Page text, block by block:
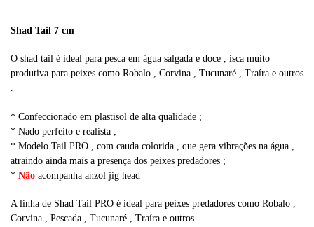
Shad Tail 7 cm
O shad tail é ideal para pesca em água salgada e doce , isca muito
produtiva para peixes como Robalo , Corvina , Tucunaré , Traíra e outros
.
* Confeccionado em plastisol de alta qualidade ;
* Nado perfeito e realista ;
* Modelo Tail PRO , com cauda colorida , que gera vibrações na água ,
atraindo ainda mais a presença dos peixes predadores ;
* Não acompanha anzol jig head
A linha de Shad Tail PRO é ideal para peixes predadores como Robalo ,
Corvina , Pescada , Tucunaré , Traíra e outros .